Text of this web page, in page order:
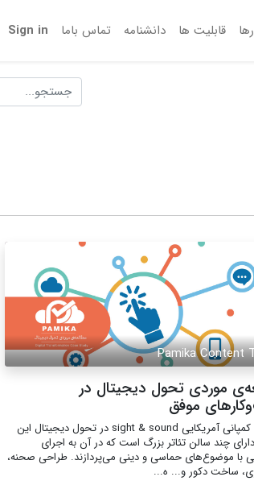
قابلیت ها دانشنامه تماس‌ باما Sign in
Pamika Content
موردی تحول دیجیتال در
موفق
تجربه‌ی کمپانی آمریکایی sight & sound در تحول دیجیتال این
چند سالن تئاتر بزرگ است که در آن به اجرای
با موضوع‌های حماسی و دینی می‌پردازند. طراحی صحنه،
ساخت دکور و... ه...